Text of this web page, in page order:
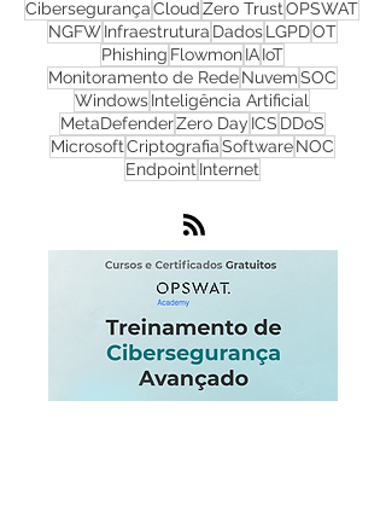
Cyber Security RansomwareProgress
FirewallRedesWhatsUp Gold Check Point
CibersegurançaCloudZero Trust
NGFWInfraestruturaDadosLGPDOT
PhishingFlowmon IAIoT
Monitoramento de RedeNuvemSOC
WindowsInteligência Artificial
MetaDefenderZero DayICS
EndpointInternet